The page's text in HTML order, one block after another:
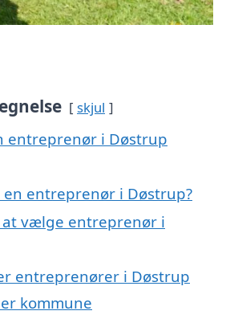
skjul
entreprenør i Døstrup
en entreprenør i Døstrup?
at vælge entreprenør i
entreprenører i Døstrup
kommune